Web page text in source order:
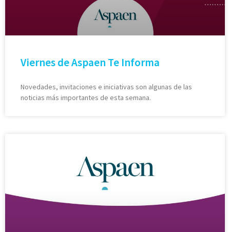
Viernes de Aspaen Te Informa
Novedades, invitaciones e iniciativas son algunas de las
noticias más importantes de esta semana.